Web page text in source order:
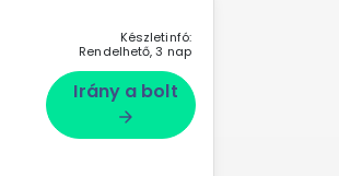
Készletinfó:
Rendelhető, 3 nap
Irány a bolt
arrow_forward